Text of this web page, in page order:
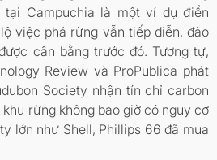
tại Campuchia là một ví dụ điển
việc phá rừng vẫn tiếp diễn, đảo
cân bằng trước đó. Tương tự,
Review và ProPublica phát
Society nhận tín chỉ carbon
rừng không bao giờ có nguy cơ
lớn như Shell, Phillips 66 đã mua